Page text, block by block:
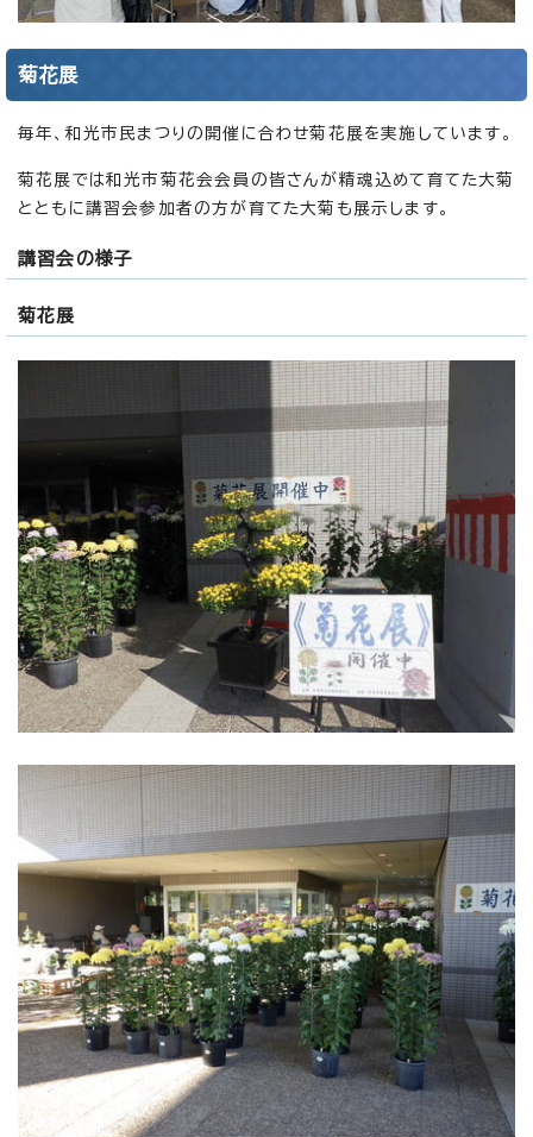
菊花展
毎年、和光市民まつりの開催に合わせ菊花展を実施しています。
菊花展では和光市菊花会会員の皆さんが精魂込めて育てた大菊
とともに講習会参加者の方が育てた大菊も展示します。
講習会の様子
菊花展